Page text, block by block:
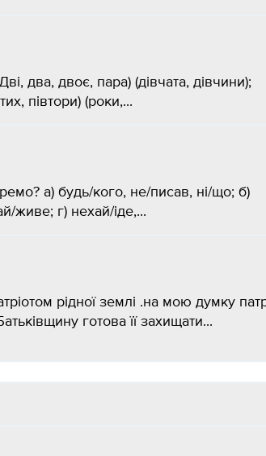
два, двоє, пара) (дівчата, дівчини);
півтори) (роки,...
а) будь/кого, не/писав, ні/що; б)
живе; г) нехай/іде,...
рідної землі .на мою думку
готова її захищати...